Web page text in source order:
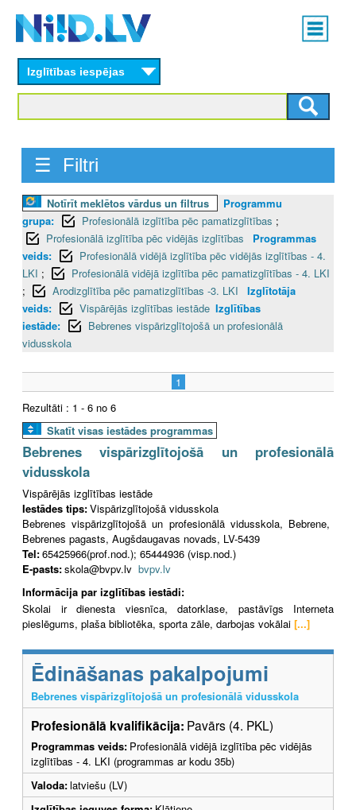
content
Main
menu
Izglītības iespējas
☰ Filtri
Notīrīt meklētos vārdus un filtrus
Programmu
grupa:
Profesionālā izglītība pēc pamatizglītības ;
Profesionālā izglītība pēc vidējās izglītības
Programmas
veids:
Profesionālā vidējā izglītība pēc vidējās izglītības - 4.
LKI ;
Profesionālā vidējā izglītība pēc pamatizglītības - 4. LKI
;
Arodizglītība pēc pamatizglītības -3. LKI
Izglītotāja
veids:
Vispārējās izglītības iestāde Izglītības
iestāde:
Bebrenes vispārizglītojošā un profesionālā
vidusskola
1
Rezultāti : 1 - 6 no 6
Skatīt visas iestādes programmas
Bebrenes vispārizglītojošā un profesionālā
vidusskola
Vispārējās izglītības iestāde
Iestādes tips:Vispārizglītojošā vidusskola
Bebrenes vispārizglītojošā un profesionālā vidusskola, Bebrene,
Bebrenes pagasts, Augšdaugavas novads, LV-5439
Tel:65425966(prof.nod.); 65444936 (visp.nod.)
E-pasts:skola@bvpv.lv bvpv.lv
Informācija par izglītības iestādi:
Skolai ir dienesta viesnīca, datorklase, pastāvīgs Interneta
pieslēgums, plaša bibliotēka, sporta zāle, darbojas vokālai [...]
Ēdināšanas pakalpojumi
Bebrenes vispārizglītojošā un profesionālā vidusskola
Profesionālā kvalifikācija: Pavārs (4. PKL)
Programmas veids: Profesionālā vidējā izglītība pēc vidējās
izglītības - 4. LKI (programmas ar kodu 35b)
Valoda:latviešu (LV)